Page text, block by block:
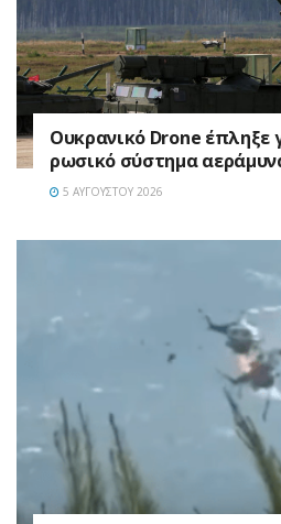
Ουκρανικό Drone
ρωσικό σύστημα
5 ΑΥΓΟΎΣΤΟΥ 2026